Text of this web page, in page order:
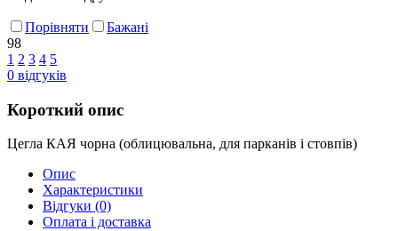
Порівняти
Бажані
98
1 2 3 4 5
0 відгуків
Короткий опис
Цегла КАЯ чорна (облицювальна, для парканів і стовпів)
Опис
Характеристики
Відгуки (0)
Оплата і доставка